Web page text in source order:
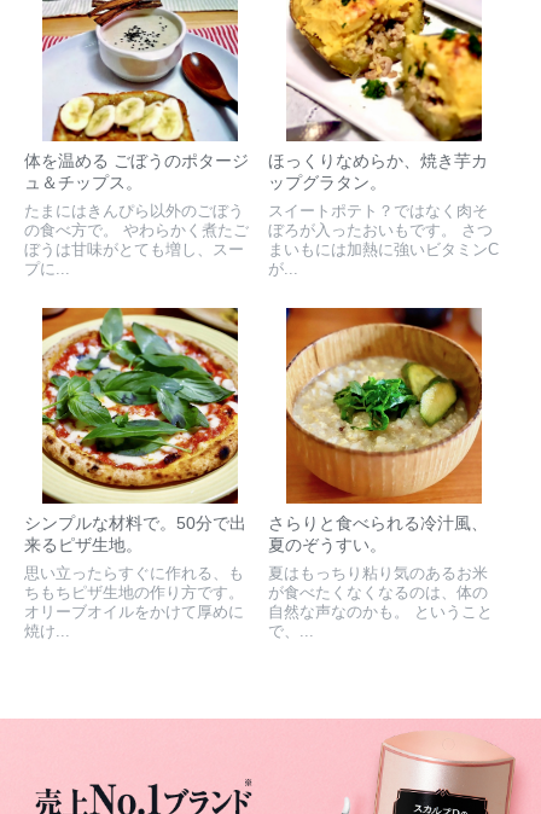
体を温める ごぼうのポタージ
ュ＆チップス。
たまにはきんぴら以外のごぼう
の食べ方で。 やわらかく煮たご
ぼうは甘味がとても増し、スー
プに...
ほっくりなめらか、焼き芋カ
ップグラタン。
スイートポテト？ではなく肉そ
ぼろが入ったおいもです。 さつ
まいもには加熱に強いビタミンC
が...
シンプルな材料で。50分で出
来るピザ生地。
思い立ったらすぐに作れる、も
ちもちピザ生地の作り方です。
オリーブオイルをかけて厚めに
焼け...
さらりと食べられる冷汁風、
夏のぞうすい。
夏はもっちり粘り気のあるお米
が食べたくなくなるのは、体の
自然な声なのかも。 ということ
で、...